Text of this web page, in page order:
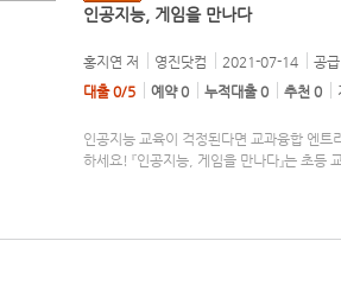
인공지능, 게임을 만나다
홍지연 저 영진닷컴 2021-07-14
공
대출 0/5
예약 0 누적대출 0 추천 0
인공지능 교육이 걱정된다면 교과융합 엔트
하세요! 『인공지능, 게임을 만나다』는 초등